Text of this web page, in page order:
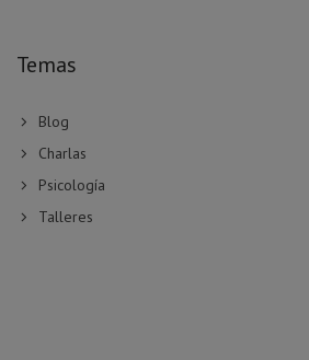
Temas
Blog
Charlas
Psicología
Talleres